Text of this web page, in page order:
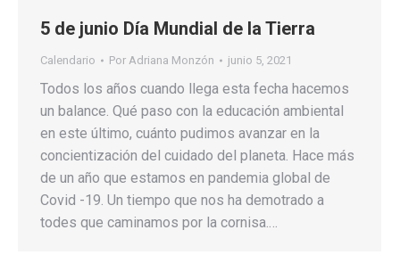
5 de junio Día Mundial de la Tierra
Calendario Por Adriana Monzón junio 5, 2021
Todos los años cuando llega esta fecha hacemos
un balance. Qué paso con la educación ambiental
en este último, cuánto pudimos avanzar en la
concientización del cuidado del planeta. Hace más
de un año que estamos en pandemia global de
Covid -19. Un tiempo que nos ha demotrado a
todes que caminamos por la cornisa.…